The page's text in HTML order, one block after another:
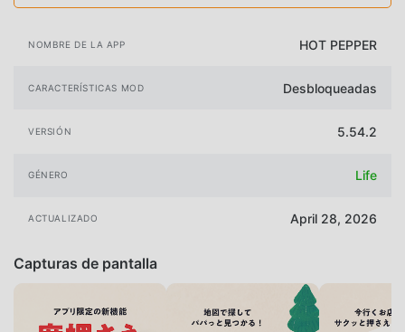
NOMBRE DE LA APP HOT PEPPER
CARACTERÍSTICAS MOD Desbloqueadas
VERSIÓN 5.54.2
GÉNERO Life
ACTUALIZADO April 28, 2026
Capturas de pantalla